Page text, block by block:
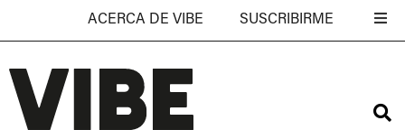
ACERCA DE VIBE SUSCRIBIRME